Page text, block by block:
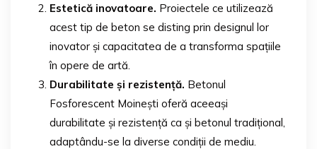
Estetică inovatoare. Proiectele ce utilizează
acest tip de beton se disting prin designul lor
inovator și capacitatea de a transforma spațiile
în opere de artă.
Durabilitate și rezistență. Betonul
Fosforescent Moinești oferă aceeași
durabilitate și rezistență ca și betonul tradițional,
adaptându-se la diverse condiții de mediu.